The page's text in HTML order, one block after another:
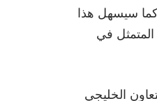
كما سيسهل هذا
في
الخليجي